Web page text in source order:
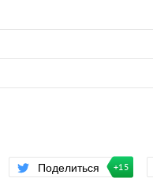
Поделиться +15